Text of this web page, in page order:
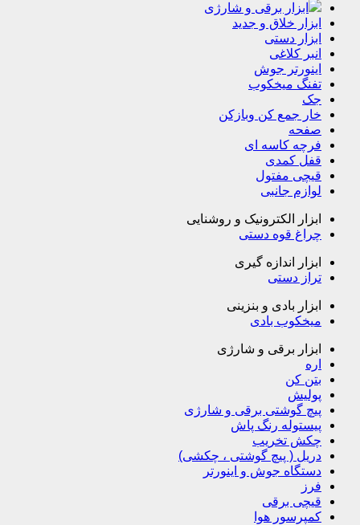
ابزار برقی و شارژی
ابزار خلاق و جدید
ابزار دستی
انبر کلاغی
اینورتر جوش
تفنگ میخکوب
جک
خار جمع کن وبازکن
صفحه
فرچه کاسه ای
قفل کمدی
قیچی مفتول
لوازم جانبی
ابزار الکترونیک و روشنایی
چراغ قوه دستی
ابزار اندازه گیری
تراز دستی
ابزار بادی و بنزینی
میخکوب بادی
ابزار برقی و شارژی
اره
بتن کن
پولیش
پیچ گوشتی برقی و شارژی
پیستوله رنگ پاش
چکش تخریب
دریل ( پیچ گوشتی ، چکشی)
دستگاه جوش و اینورتر
فرز
قیچی برقی
کمپرسور هوا